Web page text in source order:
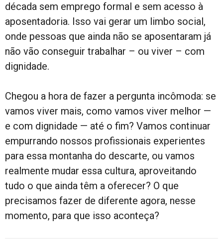
década sem emprego formal e sem acesso à
aposentadoria. Isso vai gerar um limbo social,
onde pessoas que ainda não se aposentaram já
não vão conseguir trabalhar – ou viver – com
dignidade.
Chegou a hora de fazer a pergunta incômoda: se
vamos viver mais, como vamos viver melhor —
e com dignidade — até o fim? Vamos continuar
empurrando nossos profissionais experientes
para essa montanha do descarte, ou vamos
realmente mudar essa cultura, aproveitando
tudo o que ainda têm a oferecer? O que
precisamos fazer de diferente agora, nesse
momento, para que isso aconteça?